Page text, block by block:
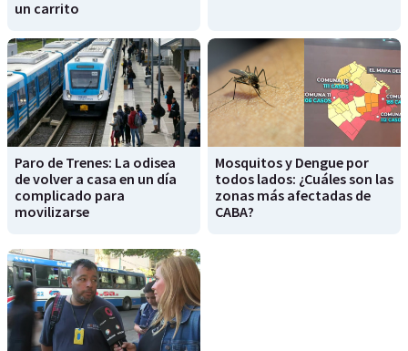
un carrito
Paro de Trenes: La odisea
de volver a casa en un día
complicado para
movilizarse
Mosquitos y Dengue por
todos lados: ¿Cuáles son las
zonas más afectadas de
CABA?